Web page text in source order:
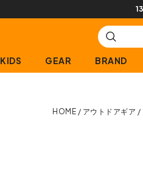
KIDS GEAR BRAND
HOME アウトドアギア